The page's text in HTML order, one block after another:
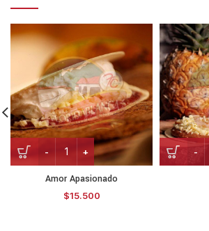
Amor Apasionado
$15.500